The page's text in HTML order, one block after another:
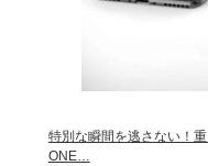
特別な瞬間を逃さない！
ONE…